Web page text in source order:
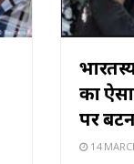
का
पर
14